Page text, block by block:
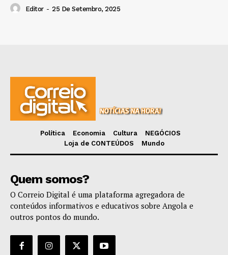
Editor - 25 De Setembro, 2025
Política Economia Cultura
NEGÓCIOS
Loja de CONTEÚDOS
Mundo
Quem somos?
O Correio Digital é uma plataforma agregadora de
conteúdos informativos e educativos sobre Angola e
outros pontos do mundo.